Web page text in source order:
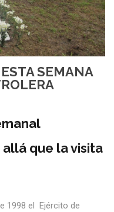
SEMANA
allá que la visita
1998 el Ejército de